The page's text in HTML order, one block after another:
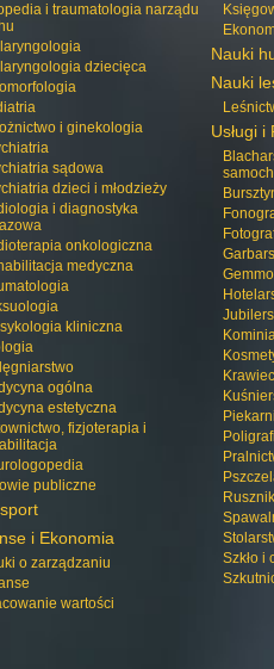
i traumatologia narządu
dziecięca
i ginekologia
sądowa
dzieci i młodzieży
i diagnostyka
onkologiczna
medyczna
kliniczna
ogólna
estetyczna
fizjoterapia i
publiczne
i Ekonomia
o zarządzaniu
wartości
Nauki
Nauki
Usługi i
Szkło i